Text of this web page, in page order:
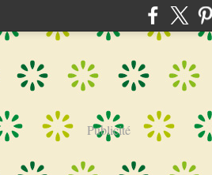
Publicité